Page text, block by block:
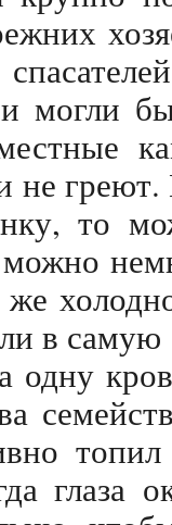
могли
не греют.
то
в
глаза